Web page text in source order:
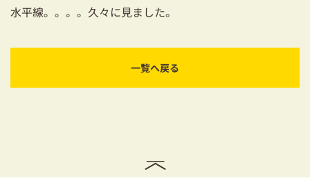
水平線。。。。久々に見ました。
一覧へ戻る